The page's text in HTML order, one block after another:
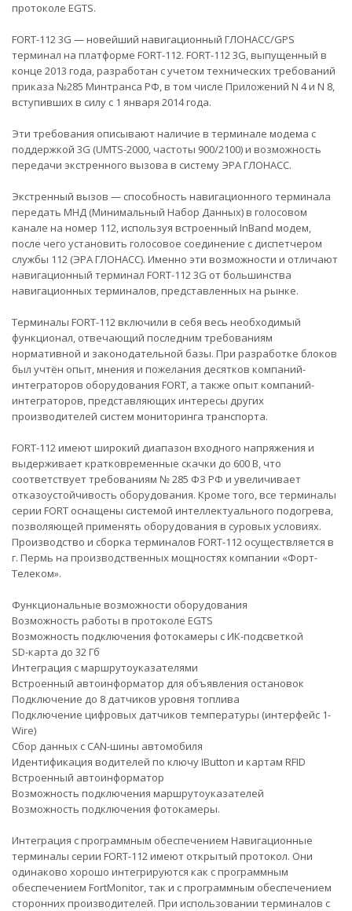
протоколе EGTS.
FORT-112 3G — новейший навигационный ГЛОНАСС/GPS
терминал на платформе FORT-112. FORT-112 3G, выпущенный в
конце 2013 года, разработан с учетом технических требований
приказа №285 Минтранса РФ, в том числе Приложений N 4 и N 8,
вступивших в силу с 1 января 2014 года.
Эти требования описывают наличие в терминале модема с
поддержкой 3G (UMTS-2000, частоты 900/2100) и возможность
передачи экстренного вызова в систему ЭРА ГЛОНАСС.
Экстренный вызов — способность навигационного терминала
передать МНД (Минимальный Набор Данных) в голосовом
канале на номер 112, используя встроенный InBand модем,
после чего установить голосовое соединение с диспетчером
службы 112 (ЭРА ГЛОНАСС). Именно эти возможности и отличают
навигационный терминал FORT-112 3G от большинства
навигационных терминалов, представленных на рынке.
Терминалы FORT-112 включили в себя весь необходимый
функционал, отвечающий последним требованиям
нормативной и законодательной базы. При разработке блоков
был учтён опыт, мнения и пожелания десятков компаний-
интеграторов оборудования FORT, а также опыт компаний-
интеграторов, представляющих интересы других
производителей систем мониторинга транспорта.
FORT-112 имеют широкий диапазон входного напряжения и
выдерживает кратковременные скачки до 600 В, что
соответствует требованиям № 285 ФЗ РФ и увеличивает
отказоустойчивость оборудования. Кроме того, все терминалы
серии FORT оснащены системой интеллектуального подогрева,
позволяющей применять оборудования в суровых условиях.
Производство и сборка терминалов FORT-112 осуществляется в
г. Пермь на производственных мощностях компании «Форт-
Телеком».
Функциональные возможности оборудования
Возможность работы в протоколе EGTS
Возможность подключения фотокамеры с ИК-подсветкой
SD-карта до 32 Гб
Интеграция с маршрутоуказателями
Встроенный автоинформатор для объявления остановок
Подключение до 8 датчиков уровня топлива
Подключение цифровых датчиков температуры (интерфейс 1-
Wire)
Сбор данных с CAN-шины автомобиля
Идентификация водителей по ключу IButton и картам RFID
Встроенный автоинформатор
Возможность подключения маршрутоуказателей
Возможность подключения фотокамеры.
Интеграция с программным обеспечением Навигационные
терминалы серии FORT-112 имеют открытый протокол. Они
одинаково хорошо интегрируются как с программным
обеспечением FortMonitor, так и с программным обеспечением
сторонних производителей. При использовании терминалов с